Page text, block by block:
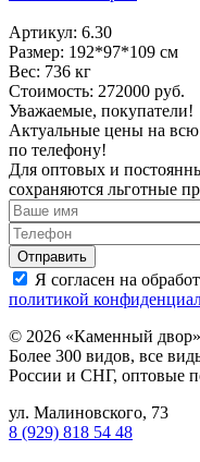
Артикул: 6.30
Размер: 192*97*109 см
Вес: 736 кг
Стоимость: 272000 руб.
Уважаемые, покупатели!
Актуальные цены на
по телефону!
Для оптовых и
сохраняются льготные
Я согласен на
политикой
© 2026 «Каменный двор»
Более 300 видов, все
России и СНГ, оптовые
ул. Малиновского, 73
8 (929) 818 54 48